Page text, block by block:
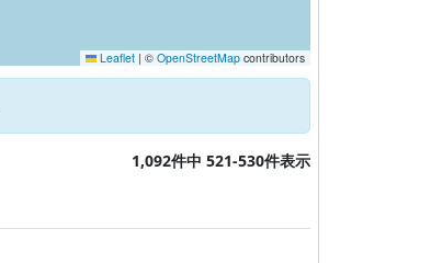
Leaflet | © OpenStreetMap contributors
1,092件中 521-530件表示